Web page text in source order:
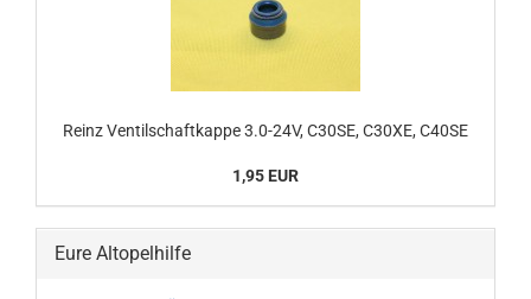
Reinz Ventilschaftkappe 3.0-24V, C30SE, C30XE, C40SE
1,95 EUR
Eure Altopelhilfe